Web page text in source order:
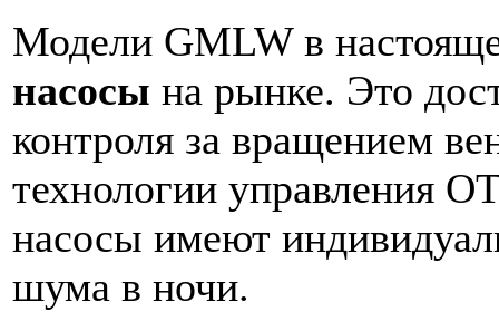
Модели GMLW в
насосы на рынке. Это
контроля за вращением
технологии управления
насосы имеют
шума в ночи.